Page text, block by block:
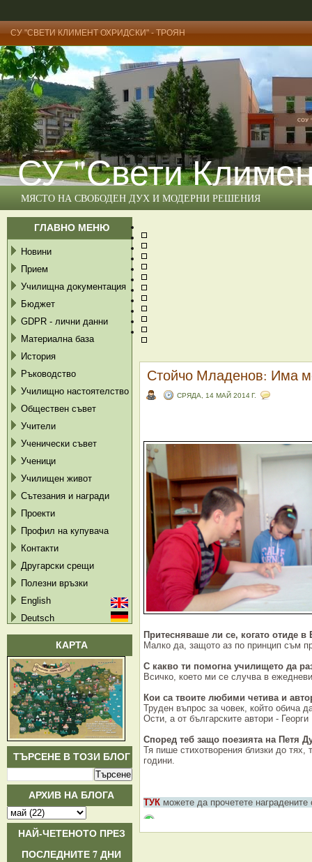
СУ "СВЕТИ КЛИМЕНТ ОХРИДСКИ" - ТРОЯН
СУ "Свети
МЯСТО НА СВОБОДЕН ДУХ И МОДЕРНИ РЕШЕНИЯ
ГЛАВНО МЕНЮ
Новини
Прием
Училищна документация
Бюджет
GDPR - лични данни
Материална база
История
Ръководство
Училищно настоятелство
Обществен съвет
Учители
Ученически съвет
Ученици
Училищен живот
Сътезания и награди
Проекти
Профил на купувача
Контакти
Другарски срещи
Полезни връзки
English
Deutsch
КАРТА
ТЪРСЕНЕ В ТОЗИ БЛОГ
АРХИВ НА БЛОГА
НАЙ-ЧЕТЕНОТО ПРЕЗ
ПОСЛЕДНИТЕ 7 ДНИ
Стойчо Младенов: Има
СРЯДА, 14 МАЙ 2014 Г.
Притесняваше ли се, когато отиде в
Малко да, защото аз по принцип съм
С какво ти помогна училището да
Всичко, което ми се случва в
Кои са твоите любими четива и
Труден въпрос за човек, който обича
Ости, а от българските автори -
Според теб защо поезията на Петя
Тя пише стихотворения близки до
години.
ТУК можете да прочетете наградените